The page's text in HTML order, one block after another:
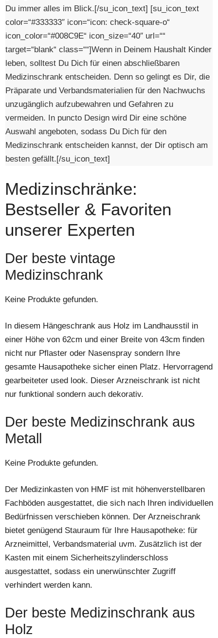
Du immer alles im Blick.[/su_icon_text] [su_icon_text
color=“#333333″ icon=“icon: check-square-o“
icon_color=“#008C9E“ icon_size=“40″ url=““
target=“blank“ class=““]Wenn in Deinem Haushalt Kinder
leben, solltest Du Dich für einen abschließbaren
Medizinschrank entscheiden. Denn so gelingt es Dir, die
Präparate und Verbandsmaterialien für den Nachwuchs
unzugänglich aufzubewahren und Gefahren zu
vermeiden. In puncto Design wird Dir eine schöne
Auswahl angeboten, sodass Du Dich für den
Medizinschrank entscheiden kannst, der Dir optisch am
besten gefällt.[/su_icon_text]
Medizinschränke:
Bestseller & Favoriten
unserer Experten
Der beste vintage
Medizinschrank
Keine Produkte gefunden.
In diesem Hängeschrank aus Holz im Landhausstil in
einer Höhe von 62cm und einer Breite von 43cm finden
nicht nur Pflaster oder Nasenspray sondern Ihre
gesamte Hausapotheke sicher einen Platz. Hervorragend
gearbeiteter used look. Dieser Arzneischrank ist nicht
nur funktional sondern auch dekorativ.
Der beste Medizinschrank aus
Metall
Keine Produkte gefunden.
Der Medizinkasten von HMF ist mit höhenverstellbaren
Fachböden ausgestattet, die sich nach Ihren individuellen
Bedürfnissen verschieben können. Der Arzneischrank
bietet genügend Stauraum für Ihre Hausapotheke: für
Arzneimittel, Verbandsmaterial uvm. Zusätzlich ist der
Kasten mit einem Sicherheitszylinderschloss
ausgestattet, sodass ein unerwünschter Zugriff
verhindert werden kann.
Der beste Medizinschrank aus
Holz